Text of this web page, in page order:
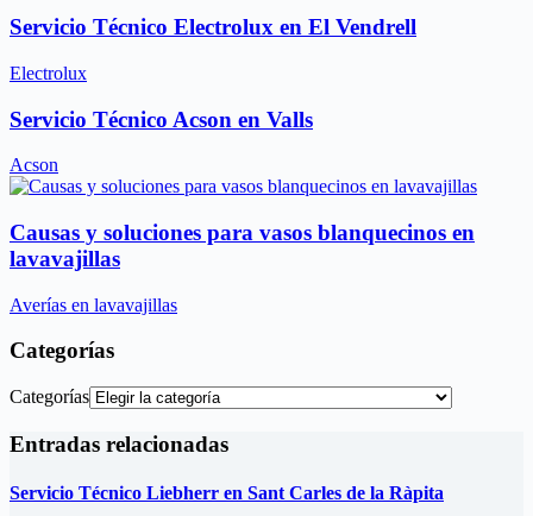
Servicio Técnico Electrolux en El Vendrell
Electrolux
Servicio Técnico Acson en Valls
Acson
Causas y soluciones para vasos blanquecinos en
lavavajillas
Averías en lavavajillas
Categorías
Categorías
Entradas relacionadas
Servicio Técnico Liebherr en Sant Carles de la Ràpita